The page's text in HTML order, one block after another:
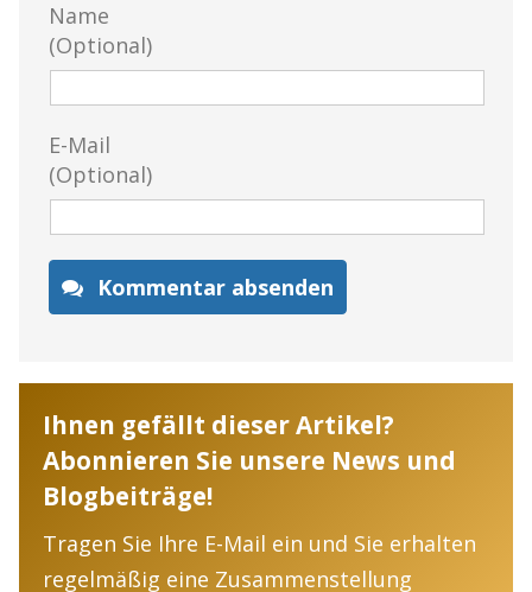
Name
(Optional)
E-Mail
(Optional)
Kommentar absenden
Ihnen gefällt dieser Artikel?
Abonnieren Sie unsere News und
Blogbeiträge!
Tragen Sie Ihre E-Mail ein und Sie erhalten
regelmäßig eine Zusammenstellung